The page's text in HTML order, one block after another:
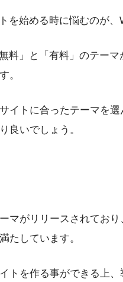
を始める時に悩むのが、
料」と「有料」のテー
。
イトに合ったテーマを選
良いでしょう 。
マがリリースされてお
たしています。
トを作る事ができる上